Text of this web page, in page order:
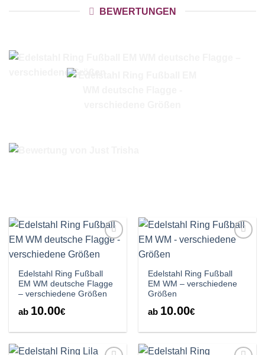
BEWERTUNGEN
Wunschliste
Edelstahl Ring Fußball
EM WM deutsche Flagge
– verschiedene Größen
ab 10.00€
Edelstahl Ring Fußball
EM WM – verschiedene
Größen
ab 10.00€